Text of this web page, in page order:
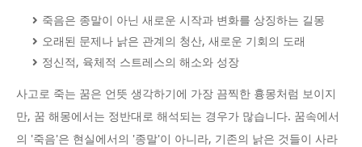
죽음은 종말이 아닌 새로운 시작과 변화를 상징하는 길몽
오래된 문제나 낡은 관계의 청산, 새로운 기회의 도래
정신적, 육체적 스트레스의 해소와 성장
사고로 죽는 꿈은 언뜻 생각하기에 가장 끔찍한 흉몽처럼 보이지
만, 꿈 해몽에서는 정반대로 해석되는 경우가 많습니다. 꿈속에서
의 '죽음'은 현실에서의 '종말'이 아니라, 기존의 낡은 것들이 사라